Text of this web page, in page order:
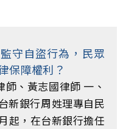
守自盜行為，民眾
保障權利？
、黃志國律師 一、
新銀行周姓理專自民
起，在台新銀行擔任